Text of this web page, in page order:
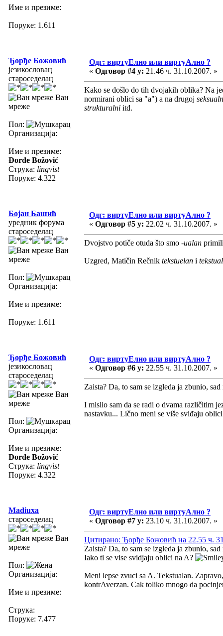
Име и презиме:
Поруке: 1.611
Ђорђе Божовић
језикословац
староседелац
Ван
мреже
Пол:
Организација:
Име и презиме:
Đorđe Božović
Струка: lingvist
Поруке: 4.322
Одг: виртуЕлно или виртуАлно ?
« Одговор #4 у: 21.46 ч. 31.10.2007. »
Kako se došlo do tih dvojakih oblika? Na
normirani oblici sa "a") a na drugoj
strukturalni itd.
Бојан Башић
уредник форума
староседелац
Ван
мреже
Пол:
Организација:
Име и презиме:
Поруке: 1.611
Одг: виртуЕлно или виртуАлно ?
« Одговор #5 у: 22.02 ч. 31.10.2007. »
Dvojstvo potiče otuda što smo -ualan
Uzgred, Matičin Rečnik tekstuelan i
Ђорђе Божовић
језикословац
староседелац
Ван
мреже
Пол:
Организација:
Име и презиме:
Đorđe Božović
Струка: lingvist
Поруке: 4.322
Одг: виртуЕлно или виртуАлно ?
« Одговор #6 у: 22.55 ч. 31.10.2007. »
Zaista? Da, to sam se izgleda ja zbunio,
I mislio sam da se radi o dvama različitim
nastavku... Lično meni se više sviđaju
Madiuxa
староседелац
Ван
мреже
Пол:
Организација:
Име и презиме:
Струка:
Поруке: 7.477
Одг: виртуЕлно или виртуАлно ?
« Одговор #7 у: 23.10 ч. 31.10.2007. »
Цитирано: Ђорђе Божовић на 22.55 ч.
Zaista? Da, to sam se izgleda ja zbunio,
Iako ti se vise svidjaju oblici na A?
Meni lepse zvuci sa A. Tekstualan.
kontrAverzan. Cak toliko mnogo da